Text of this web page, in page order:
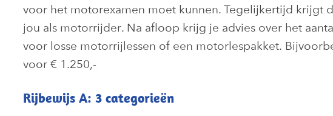
voor het motorexamen moet kunnen. Tegelijkertijd krijgt
jou als motorrijder. Na afloop krijg je advies over het
voor losse motorrijlessen of een motorlespakket.
voor € 1.250,-
Rijbewijs A: 3 categorieën